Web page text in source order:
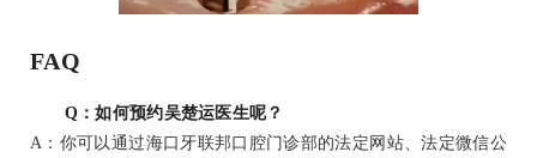
FAQ
Q：如何预约吴楚运医生呢？
A：你可以通过海口牙联邦口腔门诊部的法定网站、法定微信公